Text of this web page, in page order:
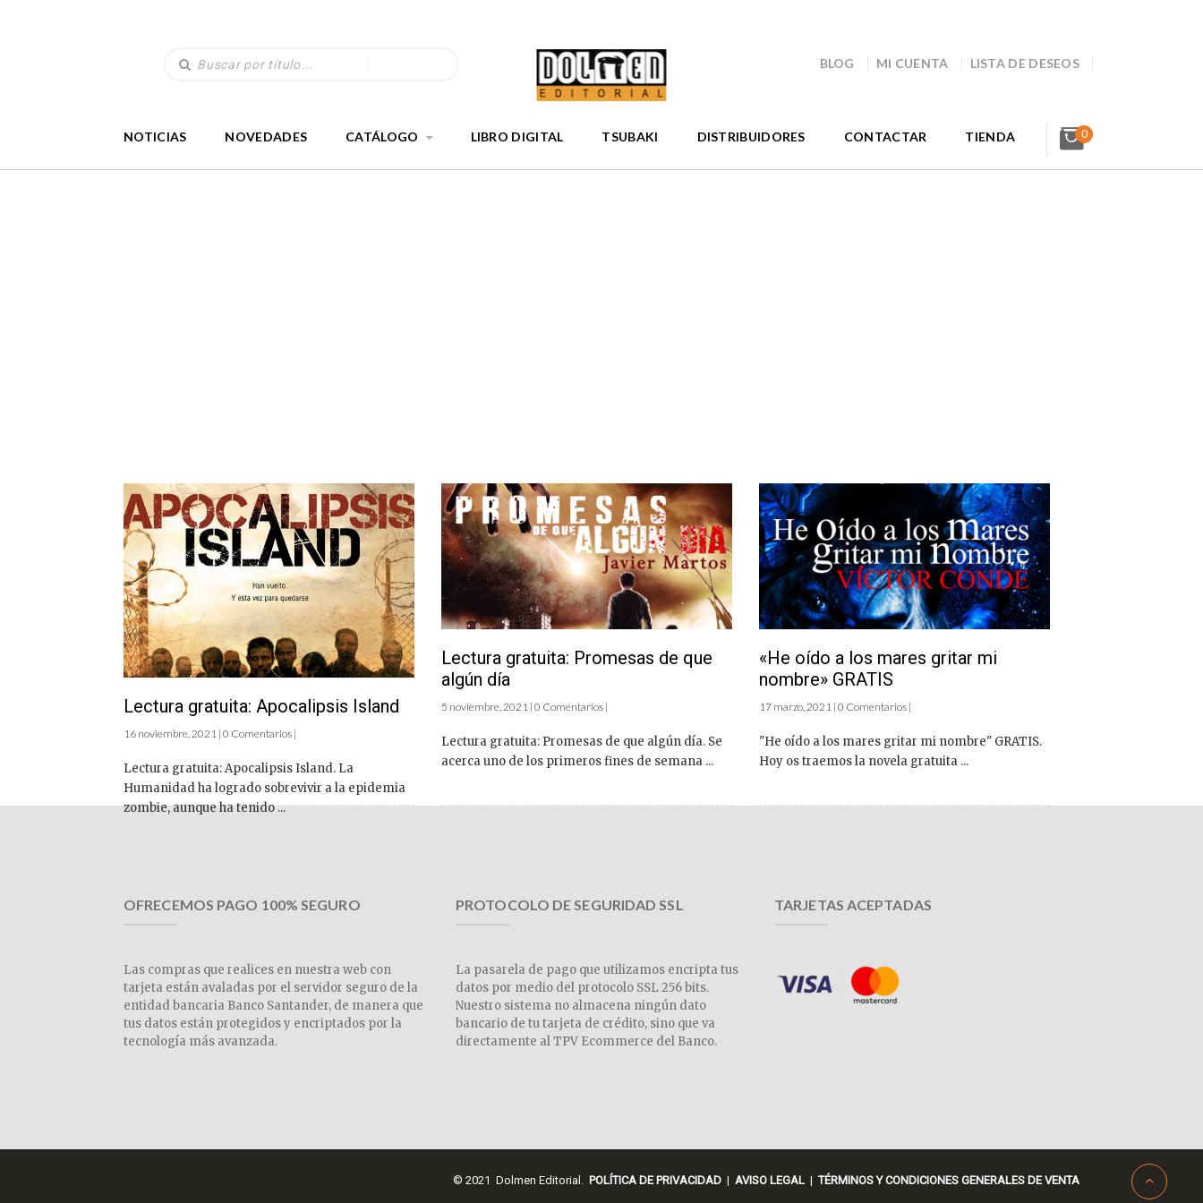
BLOG MI CUENTA LISTA DE DESEOS
NOTICIAS NOVEDADES CATÁLOGO LIBRO DIGITAL TSUBAKI DISTRIBUIDORES CONTACTAR TIENDA 0
Lectura gratuita: Apocalipsis Island
16 noviembre, 2021 | 0 Comentarios |
Lectura gratuita: Apocalipsis Island. La
Humanidad ha logrado sobrevivir a la epidemia
zombie, aunque ha tenido ...
Lectura gratuita: Promesas de que
algún día
5 noviembre, 2021 | 0 Comentarios |
Lectura gratuita: Promesas de que algún día. Se
acerca uno de los primeros fines de semana ...
«He oído a los mares gritar mi
nombre» GRATIS
17 marzo, 2021 | 0 Comentarios |
"He oído a los mares gritar mi nombre" GRATIS.
Hoy os traemos la novela gratuita ...
OFRECEMOS PAGO 100% SEGURO
Las compras que realices en nuestra web con
tarjeta están avaladas por el servidor seguro de la
entidad bancaria Banco Santander, de manera que
tus datos están protegidos y encriptados por la
tecnología más avanzada.
PROTOCOLO DE SEGURIDAD SSL
La pasarela de pago que utilizamos encripta tus
datos por medio del protocolo SSL 256 bits.
Nuestro sistema no almacena ningún dato
bancario de tu tarjeta de crédito, sino que va
directamente al TPV Ecommerce del Banco.
TARJETAS ACEPTADAS
© 2021 Dolmen Editorial. POLÍTICA DE PRIVACIDAD | AVISO LEGAL |TÉRMINOS Y CONDICIONES GENERALES DE VENTA